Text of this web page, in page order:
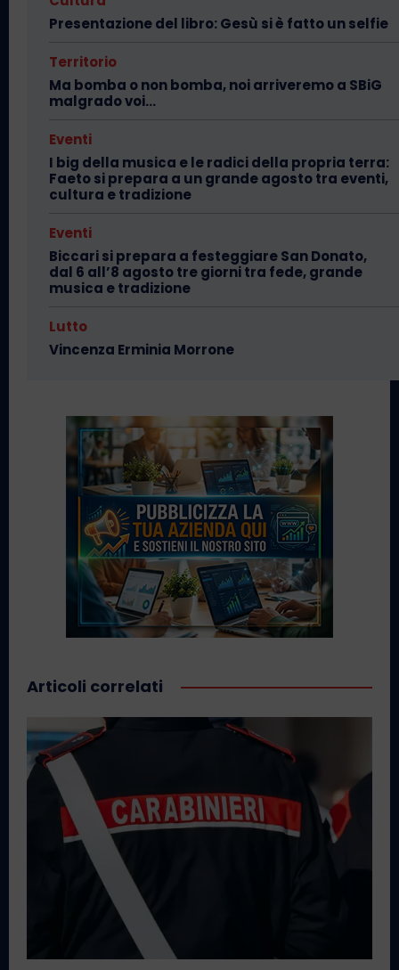
Presentazione del libro: Gesù si è fatto un selfie
Territorio
Ma bomba o non bomba, noi arriveremo a SBiG
malgrado voi…
Eventi
I big della musica e le radici della propria terra:
Faeto si prepara a un grande agosto tra eventi,
cultura e tradizione
Eventi
Biccari si prepara a festeggiare San Donato,
dal 6 all’8 agosto tre giorni tra fede, grande
musica e tradizione
Lutto
Vincenza Erminia Morrone
Articoli correlati